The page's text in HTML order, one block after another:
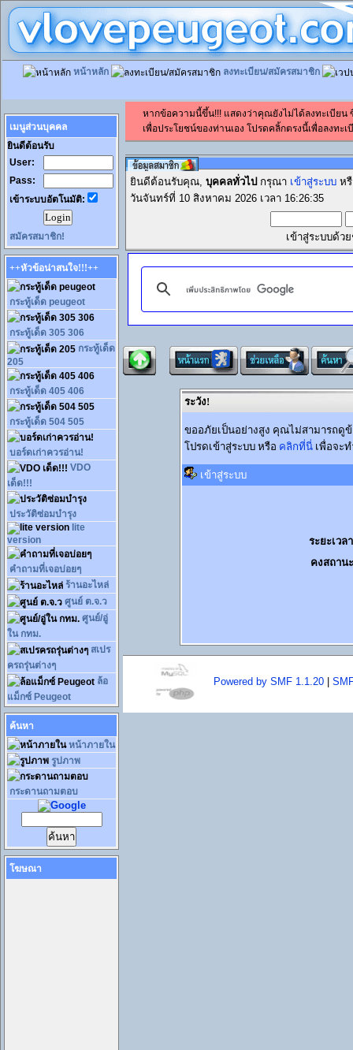
หน้าหลัก ลงทะเบียน/สมัครสมาชิก
เมนูส่วนบุคคล
ยินดีต้อนรับ
User:
Pass:
เข้าระบบอัตโนมัติ:
สมัครสมาชิก!
++หัวข้อน่าสนใจ!!!++
กระทู้เด็ด peugeot
กระทู้เด็ด 305 306
กระทู้เด็ด
205
กระทู้เด็ด 405 406
กระทู้เด็ด 504 505
บอร์ดเก่าควรอ่าน!
VDO
เด็ด!!!
ประวัติซ่อมบำรุง
lite
version
คำถามที่เจอบ่อยๆ
ร้านอะไหล่
ศูนย์ ต.จ.ว
ศูนย์/อู่
ใน กทม.
สเปร
ครถรุ่นต่างๆ
ล้อ
แม็กซ์ Peugeot
ค้นหา
หน้าภายใน
รูปภาพ
กระดานถามตอบ
โฆษณา
หากข้อความนี้ขึ้น!!! แสดงว่าคุณยังไม่ได้ลงทะเบียน
เพื่อประโยชน์ของท่านเอง โปรดคลิ้กตรงนี้เพื่อลงทะเ
ยินดีต้อนรับคุณ, บุคคลทั่วไป กรุณา เข้าสู่ระบบ ห
วันจันทร์ที่ 10 สิงหาคม 2026 เวลา 16:26:35
เข้าสู่ระบบด้ว
ระวัง!
ขออภัยเป็นอย่างสูง คุณไม่สามารถดู
โปรดเข้าสู่ระบบ หรือ คลิกที่นี่เพื่อจะท
เข้าสู่ระบบ
ระยะเวล
คงสถาน
Powered by SMF 1.1.20